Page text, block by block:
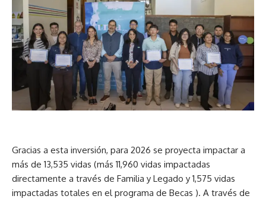
Gracias a esta inversión, para 2026 se proyecta impactar a
más de 13,535 vidas (más 11,960 vidas impactadas
directamente a través de Familia y Legado y 1,575 vidas
impactadas totales en el programa de Becas ). A través de